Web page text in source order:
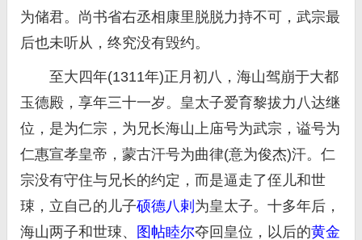
为储君。尚书省右丞相康里脱脱力持不可，武宗最
后也未听从，终究没有毁约。
至大四年(1311年)正月初八，海山驾崩于大都
玉德殿，享年三十一岁。皇太子爱育黎拔力八达继
位，是为仁宗，为兄长海山上庙号为武宗，谥号为
仁惠宣孝皇帝，蒙古汗号为曲律(意为俊杰)汗。仁
宗没有守住与兄长的约定，而是逼走了侄儿和世
㻋，立自己的儿子硕德八剌 为皇太子。十多年后，
海山两子和世㻋、
图帖睦尔夺回皇位，以后的黄金